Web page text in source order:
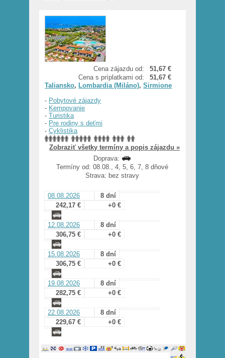
Cena zájazdu od:
51,67 €
Cena s príplatkami od:
51,67 €
Taliansko, Lombardia (Miláno),Sirmione
- Pobytové zájazdy
- Kempovanie
-Turistika
- Pre rodiny s deťmi
-Cyklistika
Zobraziť všetky termíny a popis zájazdu »
Doprava:
Termíny od: 08.08., 4, 5, 6, 7, 8 dňové
Strava: bez stravy
08.08.2026
8 dní
242,17 €
+0 €
12.08.2026
8 dní
306,75 €
+0 €
15.08.2026
8 dní
306,75 €
+0 €
19.08.2026
8 dní
282,75 €
+0 €
22.08.2026
8 dní
229,67 €
+0 €